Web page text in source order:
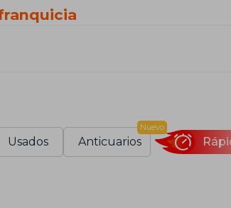
Usados Anticuarios
Nuevo